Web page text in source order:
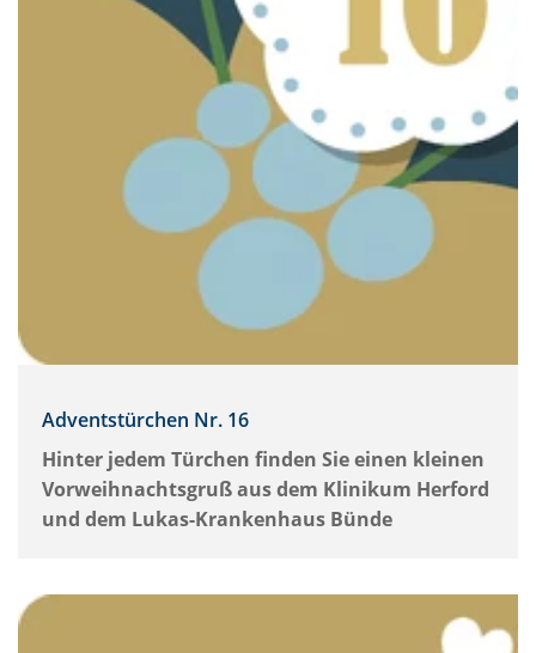
Adventstürchen Nr. 16
Hinter jedem Türchen finden Sie einen kleinen
Vorweihnachtsgruß aus dem Klinikum Herford
und dem Lukas-Krankenhaus Bünde